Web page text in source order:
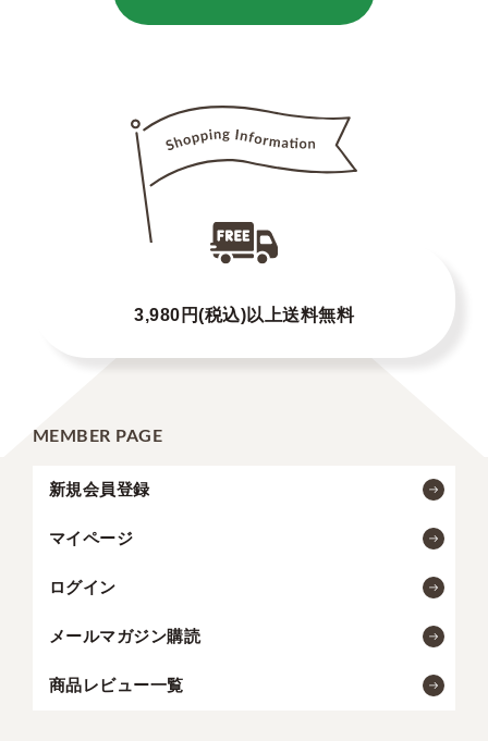
3,980円(税込)以上送料無料
MEMBER PAGE
新規会員登録
マイページ
ログイン
メールマガジン購読
商品レビュー一覧